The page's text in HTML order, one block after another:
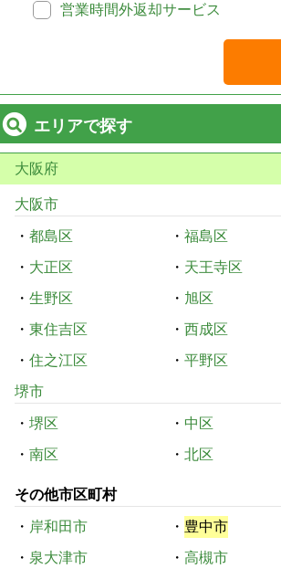
営業時間外返却サービス
エリアで探す
大阪府
大阪市
・ 都島区 ・ 福島区
・ 大正区 ・ 天王寺区
・ 生野区 ・ 旭区
・ 東住吉区 ・ 西成区
・ 住之江区 ・ 平野区
堺市
・ 堺区 ・ 中区
・ 南区 ・ 北区
その他市区町村
・ 岸和田市 ・ 豊中市
・ 泉大津市 ・ 高槻市